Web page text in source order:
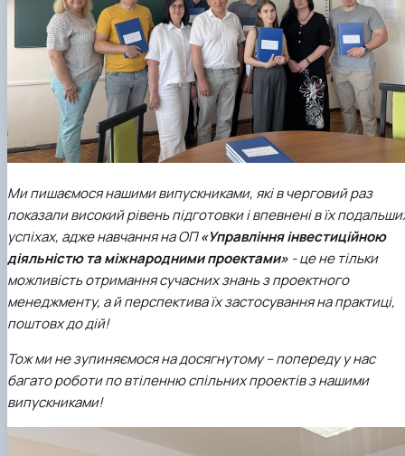
Ми пишаємося нашими випускниками, які в черговий раз
показали високий рівень підготовки і впевнені в їх
успіхах, адже навчання на ОП«Управління інвестиційною
діяльністю та міжнародними проектами» - це не тільки
можливість отримання сучасних знань з проектного
менеджменту, а й перспектива їх застосування на практиці,
поштовх до дій!
Тож ми не зупиняємося на досягнутому – попереду у нас
багато роботи по втіленню спільних проектів з нашими
випускниками!